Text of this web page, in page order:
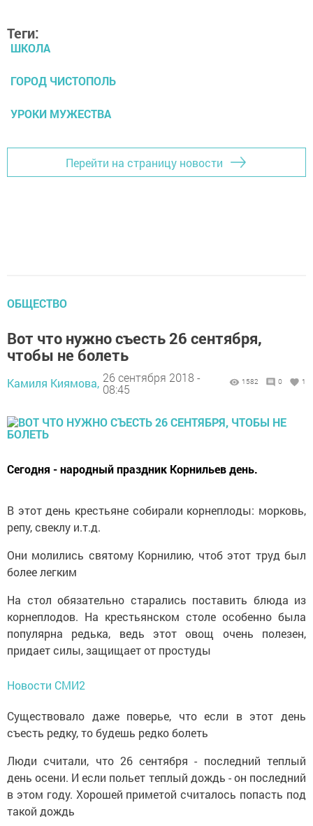
Теги:
ШКОЛА
ГОРОД ЧИСТОПОЛЬ
УРОКИ МУЖЕСТВА
Перейти на страницу новости
ОБЩЕСТВО
Вот что нужно съесть 26 сентября,
чтобы не болеть
Камиля Киямова, 26 сентября 2018 -
08:45
1582 0 1
Сегодня - народный праздник Корнильев день.
В этот день крестьяне собирали корнеплоды: морковь,
репу, свеклу и.т.д.
Они молились святому Корнилию, чтоб этот труд был
более легким
На стол обязательно старались поставить блюда из
корнеплодов. На крестьянском столе особенно была
популярна редька, ведь этот овощ очень полезен,
придает силы, защищает от простуды
Новости СМИ2
Существовало даже поверье, что если в этот день
съесть редку, то будешь редко болеть
Люди считали, что 26 сентября - последний теплый
день осени. И если польет теплый дождь - он последний
в этом году. Хорошей приметой считалось попасть под
такой дождь